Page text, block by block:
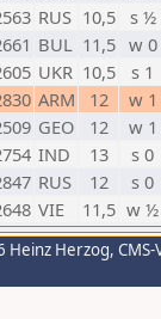
RUS 10,5 s ½
BUL 11,5 w 0
UKR 10,5
s 1
ARM 12
w 1
GEO 12
w 1
IND 13
s 0
RUS 12
s 0
VIE 11,5 w ½
Heinz Herzog,